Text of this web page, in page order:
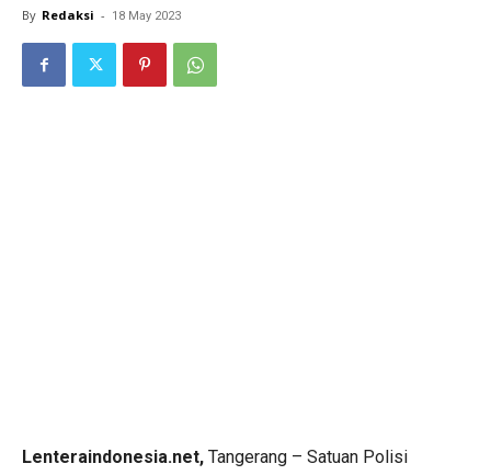
By Redaksi - 18 May 2023
Lenteraindonesia.net, Tangerang – Satuan Polisi